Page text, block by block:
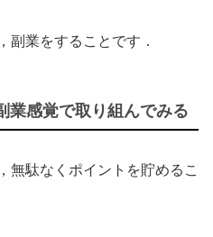
副業をすることです．
業感覚で取り組んでみる
無駄なくポイントを貯めるこ